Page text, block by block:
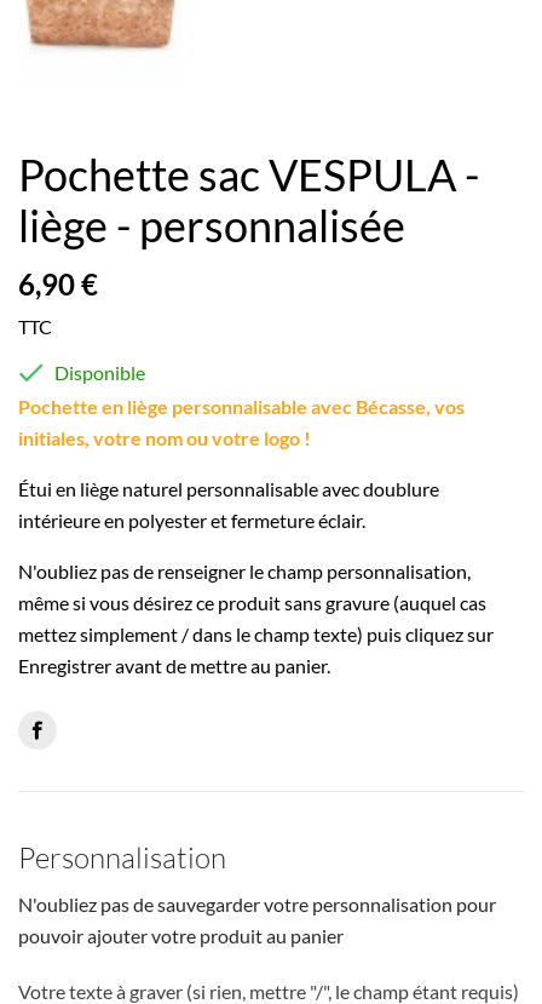
Pochette sac VESPULA -
liège - personnalisée
6,90 €
TTC
 Disponible
Pochette en liège personnalisable avec Bécasse, vos
initiales, votre nom ou votre logo !
Étui en liège naturel personnalisable avec doublure
intérieure en polyester et fermeture éclair.
N'oubliez pas de renseigner le champ personnalisation,
même si vous désirez ce produit sans gravure (auquel cas
mettez simplement / dans le champ texte) puis cliquez sur
Enregistrer avant de mettre au panier.
Personnalisation
N'oubliez pas de sauvegarder votre personnalisation pour
pouvoir ajouter votre produit au panier
Votre texte à graver (si rien, mettre "/", le champ étant requis)